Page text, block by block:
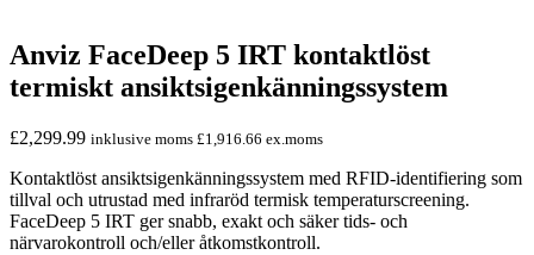
Anviz FaceDeep 5 IRT kontaktlöst
termiskt ansiktsigenkänningssystem
£2,299.99 inklusive moms £1,916.66 ex.moms
Kontaktlöst ansiktsigenkänningssystem med RFID-identifiering som
tillval och utrustad med infraröd termisk temperaturscreening.
FaceDeep 5 IRT ger snabb, exakt och säker tids- och
närvarokontroll och/eller åtkomstkontroll.